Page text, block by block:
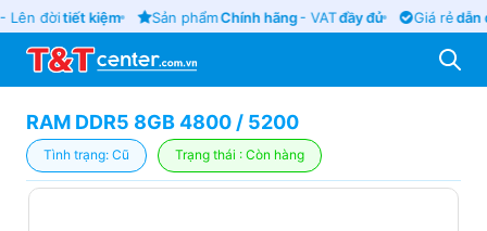
đờitiết kiệm Sản phẩmChính hãng- VATđầy đủ Giá rẻdẫn
RAM DDR5 8GB 4800 / 5200
Tình trạng: Cũ Trạng thái : Còn hàng